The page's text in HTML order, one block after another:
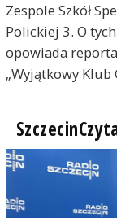
Zespole Szkół
Polickiej 3. O
opowiada
„Wyjątkowy Klub